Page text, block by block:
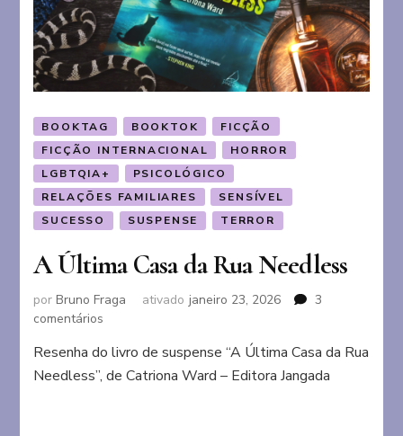
BOOKTAG BOOKTOK
FICÇÃO
FICÇÃO INTERNACIONAL
HORROR
LGBTQIA+
PSICOLÓGICO
RELAÇÕES FAMILIARES
SENSÍVEL
SUCESSO
SUSPENSE TERROR
A Última Casa da Rua Needless
porBruno Fraga ativado janeiro 23, 2026
3
comentários
Última
Casa
Resenha do livro de suspense “A Última Casa da Rua
Needless”, de Catriona Ward – Editora Jangada